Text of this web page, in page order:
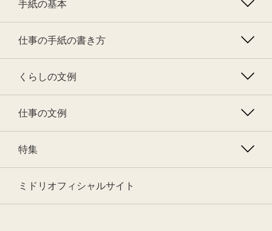
手紙の基本
仕事の手紙の書き方
くらしの文例
仕事の文例
特集
ミドリオフィシャルサイト